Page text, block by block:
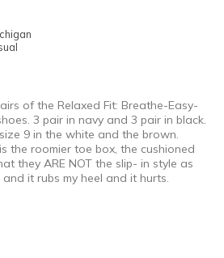
of the Relaxed Fit: Breathe-Easy-
3 pair in navy and 3 pair in black.
9 in the white and the brown.
the roomier toe box, the cushioned
they ARE NOT the slip- in style as
and it rubs my heel and it hurts.